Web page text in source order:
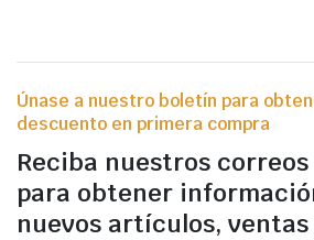
Únase a nuestro boletín para
descuento en primera compra
Reciba nuestros
para obtener
nuevos artículos, ventas